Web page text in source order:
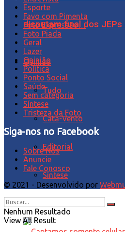
disputam final dos
Opinião
Tudo
Cata-Vento
Editorial
Síntese
Esporte
Favo com Pimenta
Foto Expressão…
Foto Piada
Geral
Lazer
Opinião
Política
Ponto Social
Saúde
Sem categoria
Síntese
Tristeza da Foto
Siga-nos no Facebook
Sobre Nós
Anuncie
Fale Conosco
© 2021 - Desenvolvido por
Nenhum Resultado
View All Result